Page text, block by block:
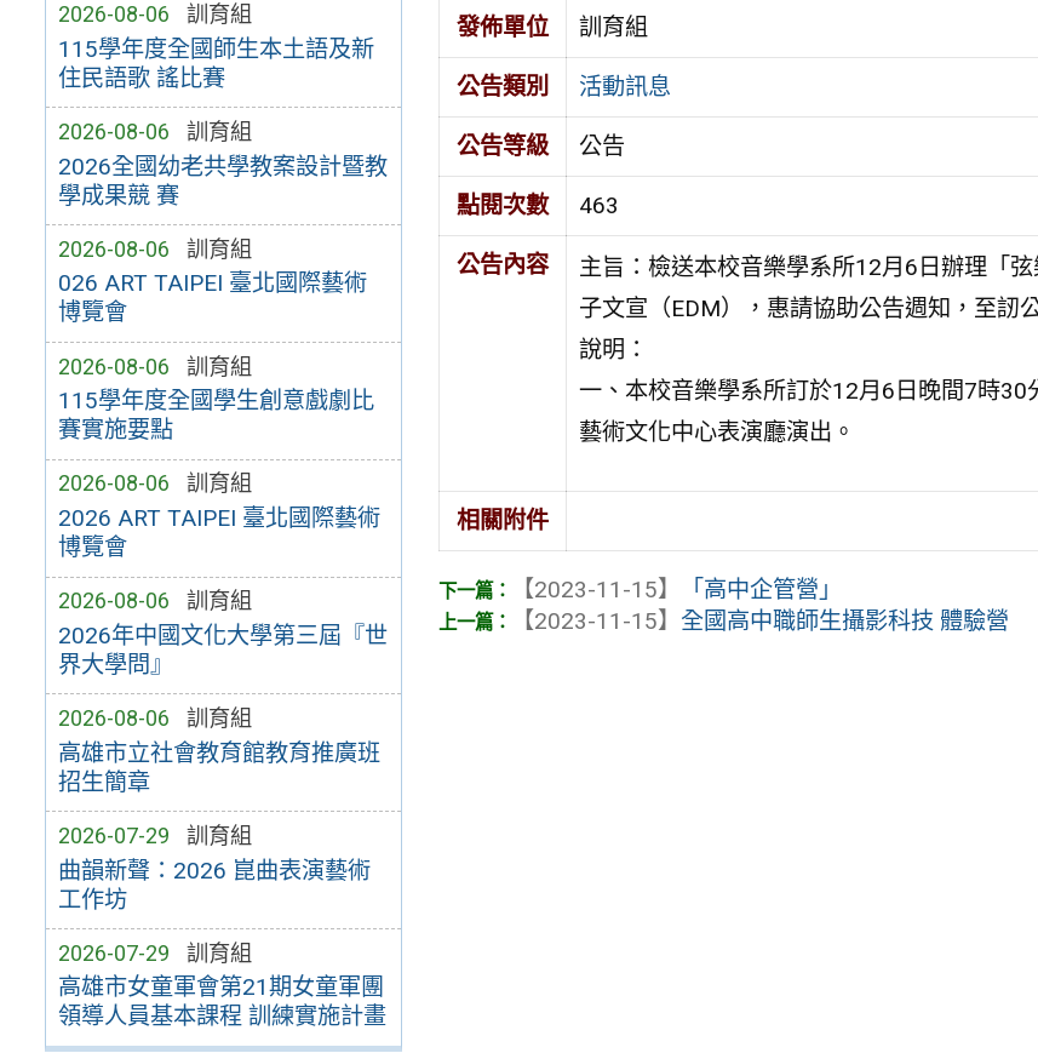
2026-08-06 訓育組
115學年度全國師生本土語及新
住民語歌 謠比賽
2026-08-06 訓育組
2026全國幼老共學教案設計暨教
學成果競 賽
2026-08-06 訓育組
026 ART TAIPEI 臺北國際藝術
博覽會
2026-08-06 訓育組
115學年度全國學生創意戲劇比
賽實施要點
2026-08-06 訓育組
2026 ART TAIPEI 臺北國際藝術
博覽會
2026-08-06 訓育組
2026年中國文化大學第三屆『世
界大學問』
2026-08-06 訓育組
高雄市立社會教育館教育推廣班
招生簡章
2026-07-29 訓育組
曲韻新聲：2026 崑曲表演藝術
工作坊
2026-07-29 訓育組
高雄市女童軍會第21期女童軍團
領導人員基本課程 訓練實施計畫
發佈單位 訓育組
公告類別 活動訊息
公告等級 公告
點閱次數 463
公告內容
主旨：檢送本校音樂學系所12月6日辦理「
子文宣（EDM），惠請協助公告週知，至訒
說明：
一、本校音樂學系所訂於12月6日晚間7時30
藝術文化中心表演廳演出。
相關附件
【2023-11-15】
「高中企管營」
【2023-11-15】 全國高中職師生攝影科技 體驗營